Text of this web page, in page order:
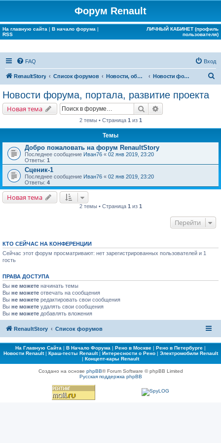
Форум Renault
На главную сайта | В начало форума |
RSS
ЛИЧНЫЙ КАБИНЕТ (профиль
пользователя)
FAQ Вход
RenaultStory Список форумов Новости, объявления, срочная информация Новости форума, портала, развитие проекта
Новости форума, портала, развитие проекта
Новая тема Поиск
2 темы • Страница 1 из 1
Темы
Добро пожаловать на форум RenaultStory
Последнее сообщение Иван76 « 02 янв 2019, 23:20
Ответы: 1
Сценик-1
Последнее сообщение Иван76 « 02 янв 2019, 23:20
Ответы: 4
Новая тема
2 темы • Страница 1 из 1
Перейти
КТО СЕЙЧАС НА КОНФЕРЕНЦИИ
Сейчас этот форум просматривают: нет зарегистрированных пользователей и 1
гость
ПРАВА ДОСТУПА
Вы не можете начинать темы
Вы не можете отвечать на сообщения
Вы не можете редактировать свои сообщения
Вы не можете удалять свои сообщения
Вы не можете добавлять вложения
RenaultStory Список форумов
На Главную Сайта | В Начало Форума | Рено в Москве | Рено в Петербурге |
Новости Renault| Краш-тесты Renault| Интересности о Рено| Электромобили Renault
| Концепт-кары Renault
Создано на основе phpBB® Forum Software © phpBB Limited
Русская поддержка phpBB